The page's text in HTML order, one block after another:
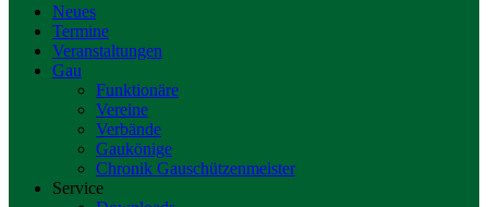
Neues
Termine
Veranstaltungen
Gau
Funktionäre
Vereine
Verbände
Gaukönige
Chronik Gauschützenmeister
Service